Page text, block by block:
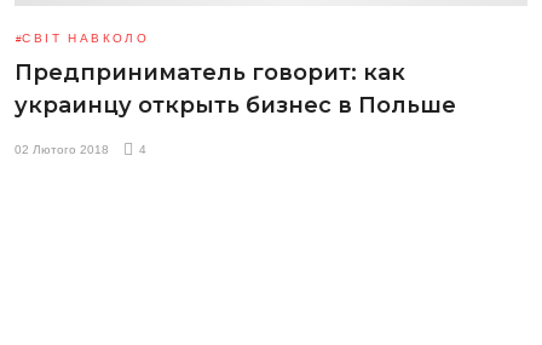
СВІТ НАВКОЛО
Предприниматель говорит: как
украинцу открыть бизнес в Польше
02 Лютого 2018 4